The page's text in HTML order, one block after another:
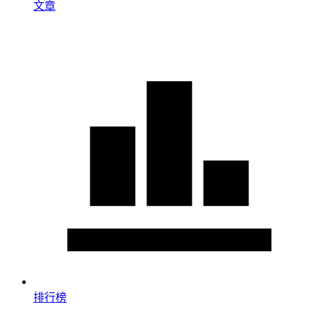
文章
排行榜